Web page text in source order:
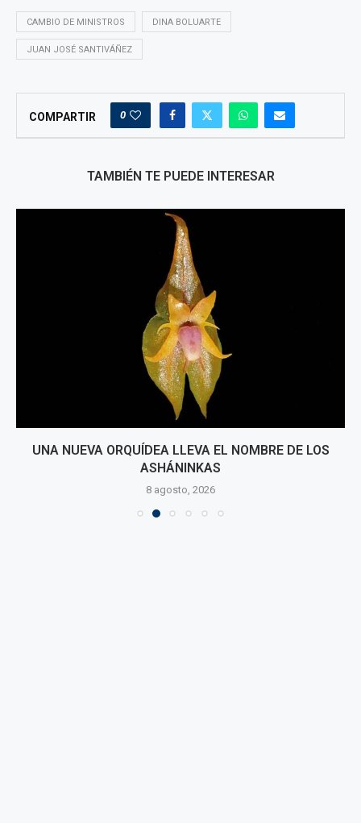
CAMBIO DE MINISTROS DINA BOLUARTE
JUAN JOSÉ SANTIVÁÑEZ
COMPARTIR 0
TAMBIÉN TE PUEDE INTERESAR
UNA NUEVA ORQUÍDEA LLEVA EL NOMBRE DE LOS
ASHÁNINKAS
8 agosto, 2026